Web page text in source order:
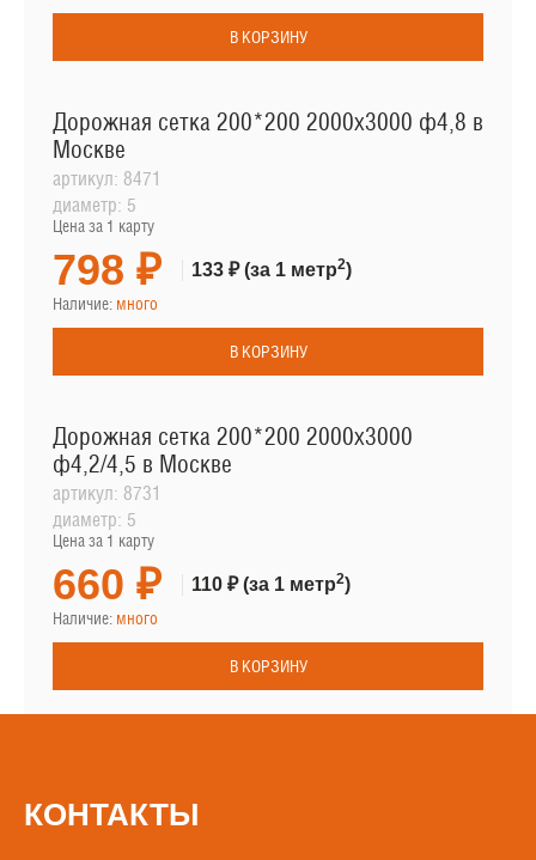
В КОРЗИНУ
Дорожная сетка 200*200 2000х3000 ф4,8 в
Москве
артикул: 8471
диаметр: 5
Цена за 1 карту
798 ₽ 133 ₽(за 1 метр2)
Наличие: много
В КОРЗИНУ
Дорожная сетка 200*200 2000х3000
ф4,2/4,5 в Москве
артикул: 8731
диаметр: 5
Цена за 1 карту
660 ₽ 110 ₽(за 1 метр2)
Наличие: много
В КОРЗИНУ
КОНТАКТЫ